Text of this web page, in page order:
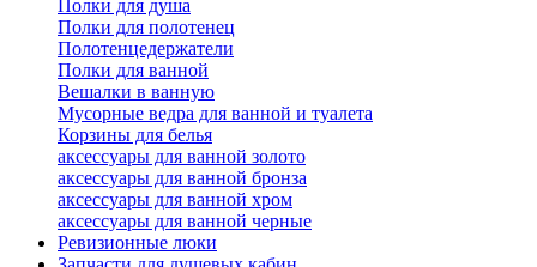
Полки для душа
Полки для полотенец
Полотенцедержатели
Полки для ванной
Вешалки в ванную
Мусорные ведра для ванной и туалета
Корзины для белья
аксессуары для ванной золото
аксессуары для ванной бронза
аксессуары для ванной хром
аксессуары для ванной черные
Ревизионные люки